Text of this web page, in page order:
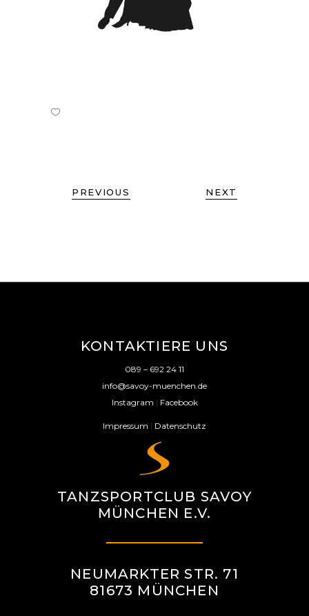
PREVIOUS NEXT
KONTAKTIERE UNS
089 – 692 24 11
info@savoy-muenchen.de
Instagram | Facebook
Impressum | Datenschutz
TANZSPORTCLUB SAVOY
MÜNCHEN E.V.
NEUMARKTER STR. 71
81673 MÜNCHEN